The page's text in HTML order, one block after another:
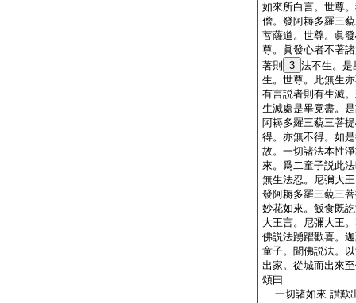
如來所白言。世尊
僧。發阿耨多羅三
菩薩道。世尊。眞
尊。眞發心者不著
著則
3 法不生。是
生。世尊。此無生
有言説者則有生滅
生滅處是畢竟盡。
阿耨多羅三藐三菩
得。亦無不得。如
故。一切諸法本性
來。爲二童子説此
無生法忍。尼彌大
發阿耨多羅三藐三
妙花如來。飯食既
大王言。尼彌大王
佛説法踴躍歡喜。
童子。聞佛説法。
出家。從城而出來
頌曰
一切諸如來 讃歎